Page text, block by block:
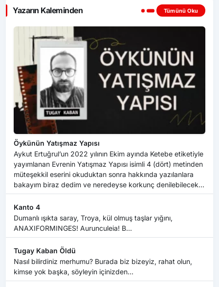
Yazarın Kaleminden Tümünü Oku
Öykünün Yatışmaz Yapısı
Aykut Ertuğrul’un 2022 yılının Ekim ayında Ketebe etiketiyle
yayımlanan Evrenin Yatışmaz Yapısı isimli 4 (dört) metinden
müteşekkil eserini okuduktan sonra hakkında yazılanlara
bakayım biraz dedim ve neredeyse korkunç denilebilecek
b...
Kanto 4
Dumanlı ışıkta saray, Troya, kül olmuş taşlar yığını,
ANAXIFORMINGES! Aurunculeia! B...
Tugay Kaban Öldü
Nasıl bilirdiniz merhumu? Burada biz bizeyiz, rahat olun,
kimse yok başka, söyleyin içinizden...